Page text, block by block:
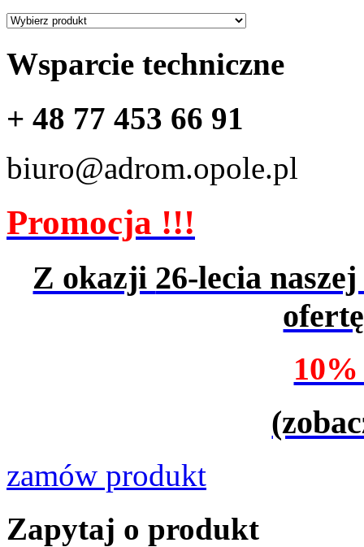
Wsparcie techniczne
+ 48 77 453 66 91
biuro@adrom.opole.pl
Promocja !!!
Z okazji 26-lecia
zamów produkt
Zapytaj o produkt